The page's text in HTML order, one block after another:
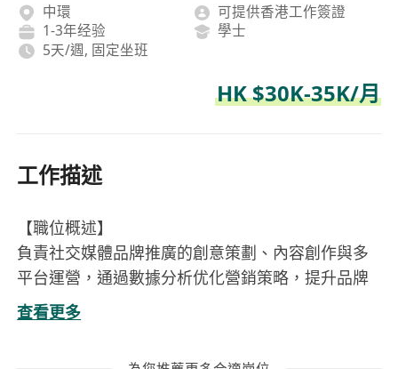
中環
可提供香港工作簽證
1-3年经验
學士
5天/週, 固定坐班
HK $30K-35K/月
工作描述
【職位概述】
負責社交媒體品牌推廣的創意策劃、內容創作與多
平台運營，通過數據分析优化營銷策略，提升品牌
影響力與轉化率。
【崗位職責】
查看更多